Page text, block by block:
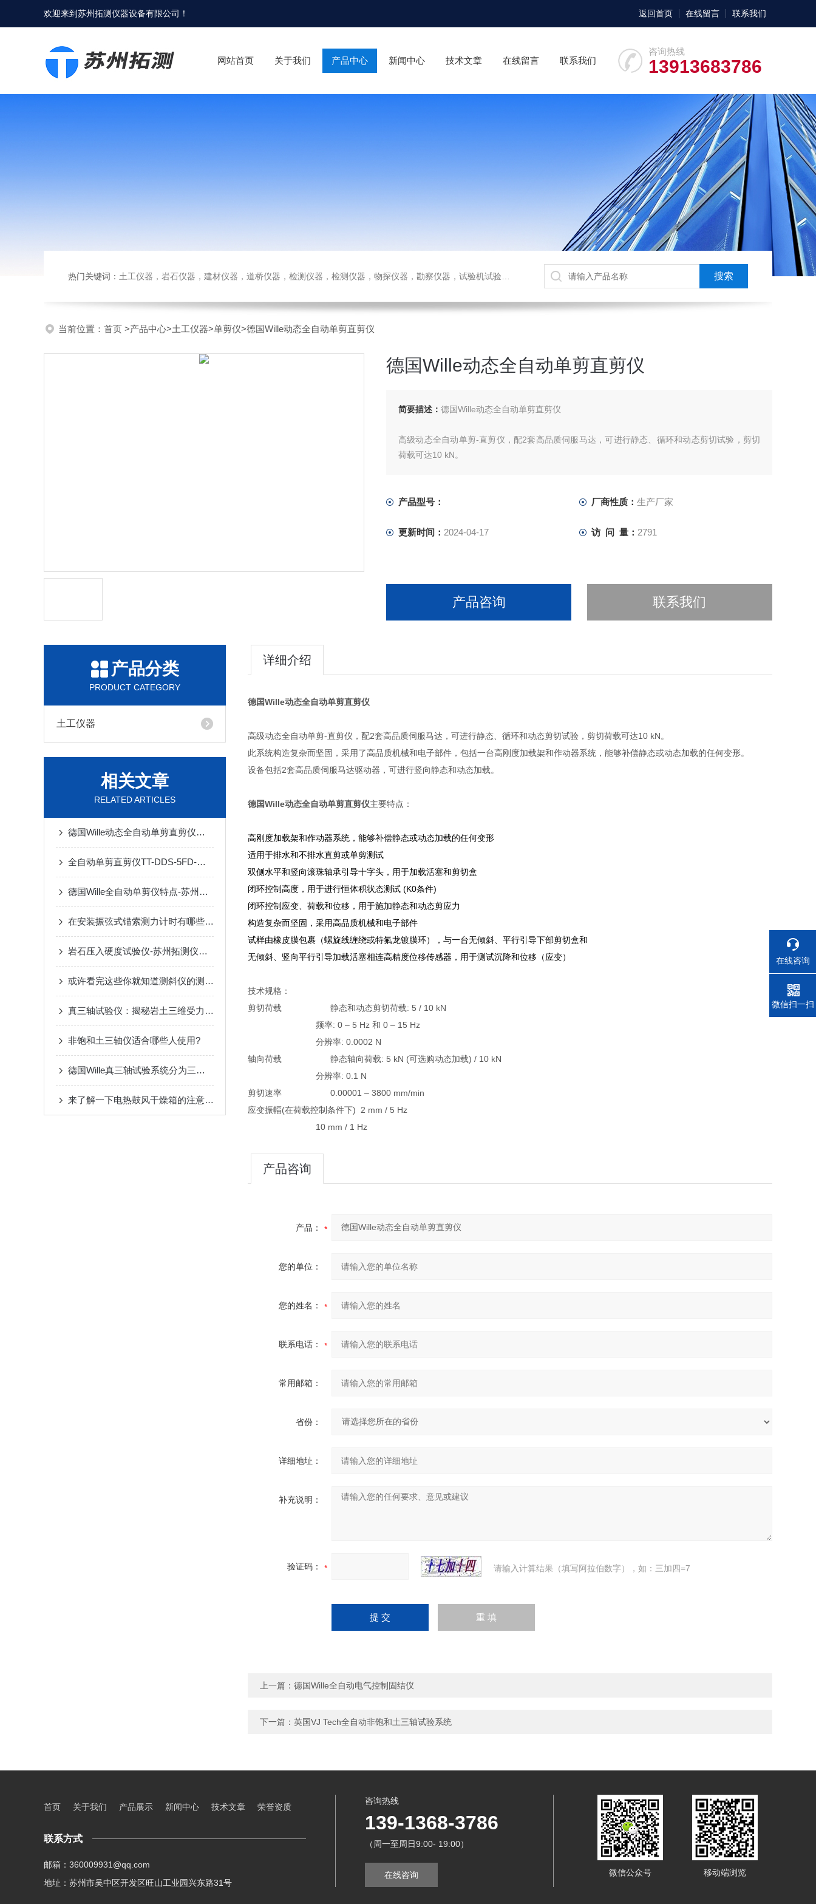
欢迎来到苏州拓测仪器设备有限公司 ！ 返回首页 在线留言 联系我们
咨询热线
13913683786
网站首页 关于我们 产品中心 新闻中心 技术文章 在线留言 联系我们
热门关键词： 土工仪器，岩石仪器，建材仪器，道桥仪器，检测仪器，检测仪器，物探仪器，勘察仪器，试验机试验箱，整体方案
当前位置： 首页 >产品中心>土工仪器>单剪仪>德国Wille动态全自动单剪直剪仪
德国Wille动态全自动单剪直剪仪
简要描述： 德国Wille动态全自动单剪直剪仪
高级动态全自动单剪-直剪仪，配2套高品质伺服马达，可进行静态、循环和动态剪切试验，剪切
荷载可达10 kN。
设备包括2套高品质伺服马达驱动器，可进行竖向静态和动态加载。
产品型号： 厂商性质： 生产厂家
更新时间： 2024-04-17 访 问 量： 2791
产品咨询 联系我们
产品分类
PRODUCT CATEGORY
土工仪器
相关文章
RELATED ARTICLES
德国Wille动态全自动单剪直剪仪特点
全自动单剪直剪仪TT-DDS-5FD-苏州拓测仪器设备有限公司
德国Wille全自动单剪仪特点-苏州拓测仪器设备有限公司
在安装振弦式锚索测力计时有哪些细节呢？
岩石压入硬度试验仪-苏州拓测仪器设备有限公司
或许看完这些你就知道测斜仪的测量原理吧
真三轴试验仪：揭秘岩土三维受力特性的仪器
非饱和土三轴仪适合哪些人使用?
德国Wille真三轴试验系统分为三种类型
来了解一下电热鼓风干燥箱的注意事项是什么
详细介绍
德国Wille动态全自动单剪直剪仪
高级动态全自动单剪-直剪仪，配2套高品质伺服马达，可进行静态、循环和动态剪切试验，剪切荷载可达10 kN。
此系统构造复杂而坚固，采用了高品质机械和电子部件，包括一台高刚度加载架和作动器系统，能够补偿静态或动态加载的任何变形。
设备包括2套高品质伺服马达驱动器，可进行竖向静态和动态加载。
德国Wille动态全自动单剪直剪仪主要特点：
高刚度加载架和作动器系统，能够补偿静态或动态加载的任何变形
适用于排水和不排水直剪或单剪测试
双侧水平和竖向滚珠轴承引导十字头，用于加载活塞和剪切盒
闭环控制高度，用于进行恒体积状态测试 (K0条件)
闭环控制应变、荷载和位移，用于施加静态和动态剪应力
构造复杂而坚固，采用高品质机械和电子部件
试样由橡皮膜包裹（螺旋线缠绕或特氟龙镀膜环），与一台无倾斜、平行引导下部剪切盒和
无倾斜、竖向平行引导加载活塞相连高精度位移传感器，用于测试沉降和位移（应变）
技术规格：
剪切荷载 静态和动态剪切荷载: 5 / 10 kN
频率: 0 – 5 Hz 和 0 – 15 Hz
分辨率: 0.0002 N
轴向荷载 静态轴向荷载: 5 kN (可选购动态加载) / 10 kN
分辨率: 0.1 N
剪切速率 0.00001 – 3800 mm/min
应变振幅(在荷载控制条件下) 2 mm / 5 Hz
10 mm / 1 Hz
产品咨询
产品：
您的单位：
您的姓名：
联系电话：
常用邮箱：
省份：
详细地址：
补充说明：
验证码： 请输入计算结果（填写阿拉伯数字），如：三加四=7
上一篇： 德国Wille全自动电气控制固结仪
下一篇： 英国VJ Tech全自动非饱和土三轴试验系统
首页 关于我们 产品展示 新闻中心 技术文章 荣誉资质
联系方式
邮箱：360009931@qq.com
地址：苏州市吴中区开发区旺山工业园兴东路31号
咨询热线
139-1368-3786
（周一至周日9:00- 19:00）
在线咨询 微信公众号 移动端浏览
在线咨询
电话
微信扫一扫